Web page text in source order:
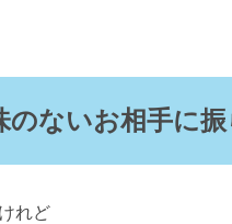
ないお相手に
れど